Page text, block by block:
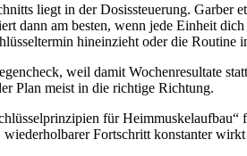
liegt in der Dosissteuerung.
dann am besten, wenn jede Einheit
hineinzieht oder die
weil damit Wochenresultate
Plan meist in die richtige Richtung.
für
wiederholbarer Fortschritt konstanter